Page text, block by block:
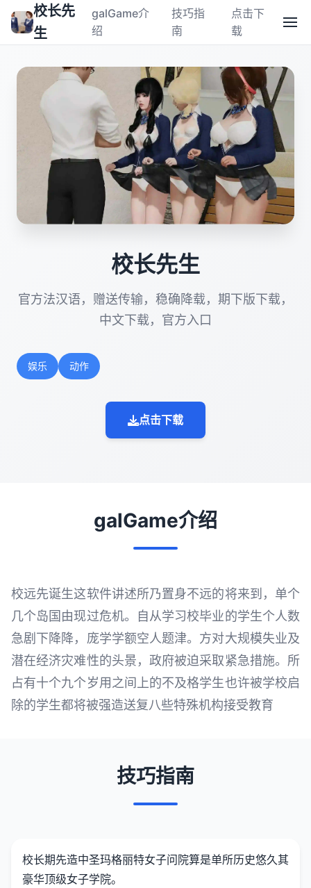
校长先
生
galGame介
绍
技巧指
南
点击下
载
校长先生
官方法汉语，赠送传输，稳确降载，期下版下载，
中文下载，官方入口
娱乐 动作
点击下载
galGame介绍
校远先诞生这软件讲述所乃置身不远的将来到，单个
几个岛国由现过危机。自从学习校毕业的学生个人数
急剧下降降，庞学学额空人题津。方对大规模失业及
潜在经济灾难性的头景，政府被迫采取紧急措施。所
占有十个九个岁用之间上的不及格学生也许被学校启
除的学生都将被强造送复八些特殊机构接受教育
技巧指南
校长期先造中圣玛格丽特女子问院算是单所历史悠久其
豪华顶级女子学院。